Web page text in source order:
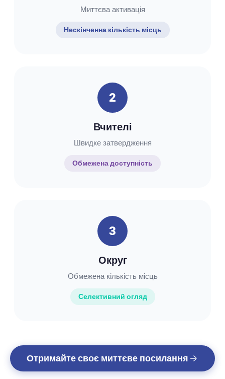
Миттєва активація
Нескінченна кількість місць
2
Вчителі
Швидке затвердження
Обмежена доступність
3
Округ
Обмежена кількість місць
Селективний огляд
Отримайте своє миттєве посилання